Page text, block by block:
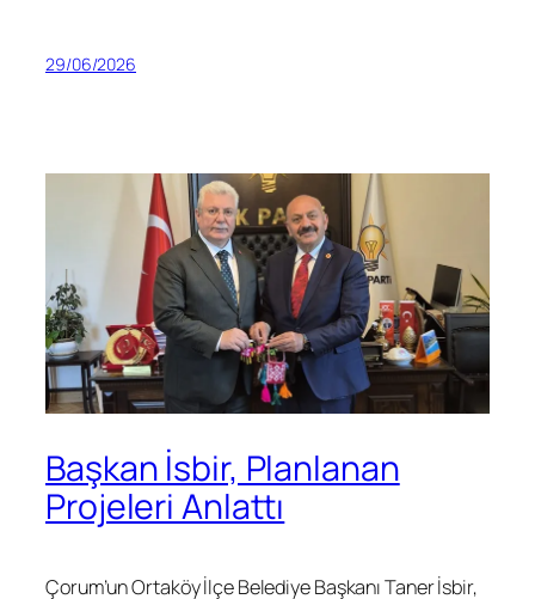
29/06/2026
Başkan İsbir, Planlanan
Projeleri Anlattı
Çorum’un Ortaköy İlçe Belediye Başkanı Taner İsbir,